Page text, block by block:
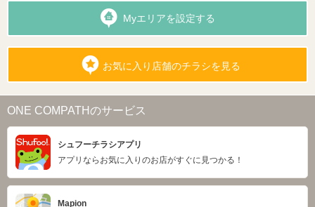
Myエリアを設定する
お気に入り店舗のチラシを見る
ONE COMPATHのサービス
シュフーチラシアプリ
アプリならお気に入りのお店がすぐに見つかる！
Mapion